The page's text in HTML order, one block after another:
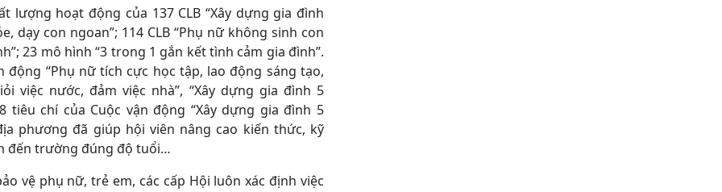
hoạt động của 137 CLB “Xây dựng gia đình
dạy con ngoan”; 114 CLB “Phụ nữ không sinh con
23 mô hình “3 trong 1 gắn kết tình cảm gia đình”.
“Phụ nữ tích cực học tập, lao động sáng tạo,
việc nước, đảm việc nhà”, “Xây dựng gia đình 5
tiêu chí của Cuộc vận động “Xây dựng gia đình 5
phương đã giúp hội viên nâng cao kiến thức, kỹ
đến trường đúng độ tuổi…
vệ phụ nữ, trẻ em, các cấp Hội luôn xác định việc